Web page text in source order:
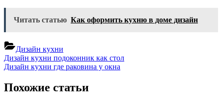
Читать статью Как оформить кухню в доме дизайн
Дизайн кухни
Навигация
по
записям
Previous
Post:
Дизайн кухни подоконник как стол
Next
Дизайн кухни где раковина у окна
Похожие статьи